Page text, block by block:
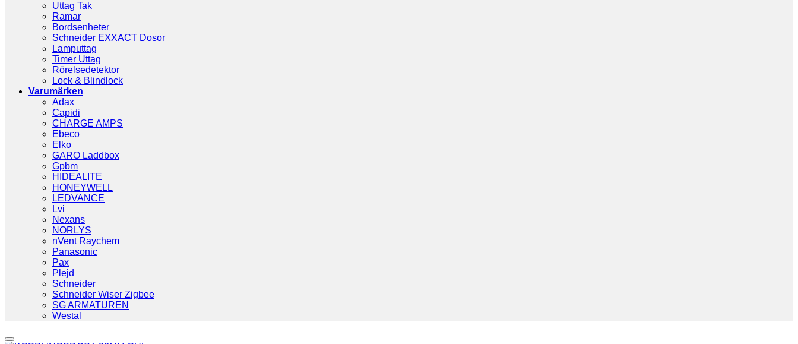
Uttag Tak
Ramar
Bordsenheter
Schneider EXXACT Dosor
Lamputtag
Timer Uttag
Rörelsedetektor
Lock & Blindlock
Varumärken
Adax
Capidi
CHARGE AMPS
Ebeco
Elko
GARO Laddbox
Gpbm
HIDEALITE
HONEYWELL
LEDVANCE
Lvi
Nexans
NORLYS
nVent Raychem
Panasonic
Pax
Plejd
Schneider
Schneider Wiser Zigbee
SG ARMATUREN
Westal